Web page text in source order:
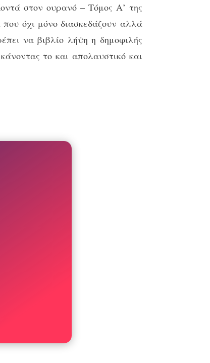
στον ουρανό – Τόμος Α’ της
που όχι μόνο διασκεδάζουν αλλά
να βιβλίο λήψη η δημοφιλής
το και απολαυστικό και